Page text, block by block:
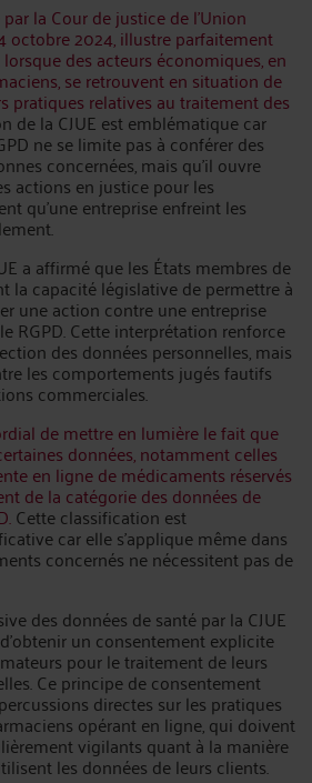
par la Cour de justice de l'Union
octobre 2024, illustre parfaitement
des acteurs économiques, en
se retrouvent en situation de
pratiques relatives au traitement des
de la CJUE est emblématique car
ne se limite pas à conférer des
concernées, mais qu'il ouvre
actions en justice pour les
qu'une entreprise enfreint les
a affirmé que les États membres de
la capacité législative de permettre à
une action contre une entreprise
RGPD. Cette interprétation renforce
des données personnelles, mais
les comportements jugés fautifs
commerciales.
de mettre en lumière le fait que
données, notamment celles
en ligne de médicaments réservés
de la catégorie des données de
Cette classification est
car elle s'applique même dans
concernés ne nécessitent pas de
des données de santé par la CJUE
un consentement explicite
pour le traitement de leurs
Ce principe de consentement
directes sur les pratiques
opérant en ligne, qui doivent
vigilants quant à la manière
les données de leurs clients.